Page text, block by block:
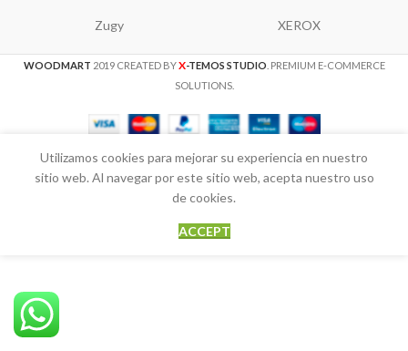
Zugy XEROX
WOODMART 2019 CREATED BYX-TEMOS STUDIO . PREMIUM E-COMMERCE
SOLUTIONS.
Utilizamos cookies para mejorar su experiencia en nuestro
sitio web. Al navegar por este sitio web, acepta nuestro uso
de cookies.
ACCEPT